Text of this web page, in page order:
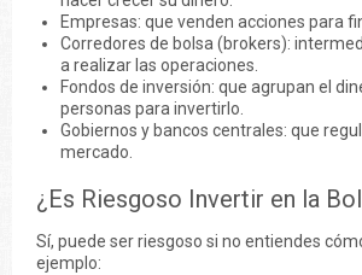
Empresas: que venden acciones para
Corredores de bolsa (brokers):
a realizar las operaciones.
Fondos de inversión: que agrupan el
personas para invertirlo.
Gobiernos y bancos centrales: que
mercado.
¿Es Riesgoso Invertir en la
Sí, puede ser riesgoso si no entiendes
ejemplo: